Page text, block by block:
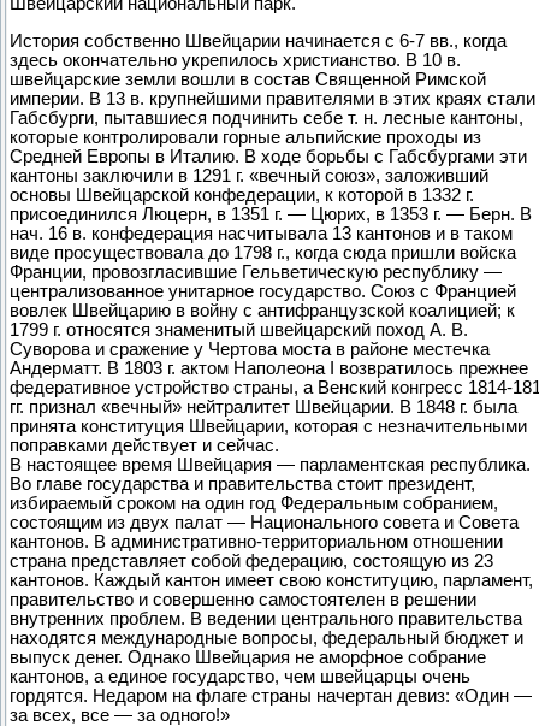
История собственно Швейцарии начинается с 6-7 вв., когда
здесь окончательно укрепилось христианство. В 10 в.
швейцарские земли вошли в состав Священной Римской
империи. В 13 в. крупнейшими правителями в этих краях стали
Габсбурги, пытавшиеся подчинить себе т. н. лесные кантоны,
которые контролировали горные альпийские проходы из
Средней Европы в Италию. В ходе борьбы с Габсбургами эти
кантоны заключили в 1291 г. «вечный союз», заложивший
основы Швейцарской конфедерации, к которой в 1332 г.
присоединился Люцерн, в 1351 г. — Цюрих, в 1353 г. — Берн. В
нач. 16 в. конфедерация насчитывала 13 кантонов и в таком
виде просуществовала до 1798 г., когда сюда пришли войска
Франции, провозгласившие Гельветическую республику —
централизованное унитарное государство. Союз с Францией
вовлек Швейцарию в войну с антифранцузской коалицией; к
1799 г. относятся знаменитый швейцарский поход А. В.
Суворова и сражение у Чертова моста в районе местечка
Андерматт. В 1803 г. актом Наполеона I возвратилось прежнее
федеративное устройство страны, а Венский конгресс 1814-
гг. признал «вечный» нейтралитет Швейцарии. В 1848 г. была
принята конституция Швейцарии, которая с незначительными
поправками действует и сейчас.
В настоящее время Швейцария — парламентская республика.
Во главе государства и правительства стоит президент,
избираемый сроком на один год Федеральным собранием,
состоящим из двух палат — Национального совета и Совета
кантонов. В административно-территориальном отношении
страна представляет собой федерацию, состоящую из 23
кантонов. Каждый кантон имеет свою конституцию, парламент,
правительство и совершенно самостоятелен в решении
внутренних проблем. В ведении центрального правительства
находятся международные вопросы, федеральный бюджет и
выпуск денег. Однако Швейцария не аморфное собрание
кантонов, а единое государство, чем швейцарцы очень
гордятся. Недаром на флаге страны начертан девиз: «Один —
за всех, все — за одного!»